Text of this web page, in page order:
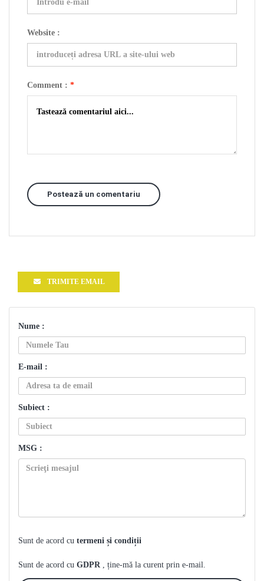
Website :
Comment : *
Postează un comentariu
TRIMITE EMAIL
Nume :
E-mail :
Subiect :
MSG :
Sunt de acord cu termeni și condiții
Sunt de acord cu GDPR , ține-mă la curent prin e-mail.